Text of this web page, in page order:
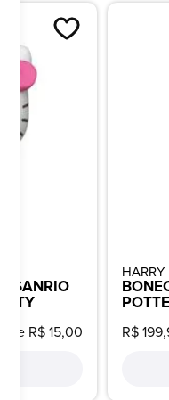
SANRIO
de R$ 15,00
HARRY
R$